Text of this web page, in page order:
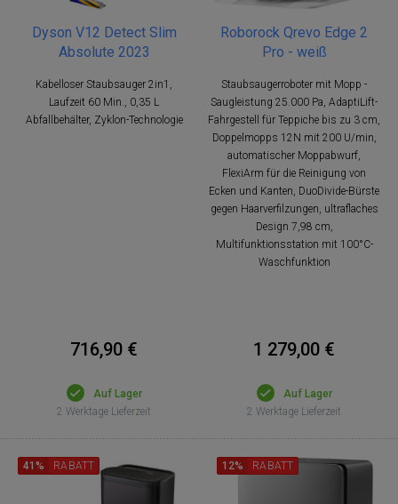
Dyson V12 Detect Slim
Absolute 2023
Kabelloser Staubsauger 2in1,
Laufzeit 60 Min., 0,35 L
Abfallbehälter, Zyklon-Technologie
716,90 €
Auf Lager
2 Werktage Lieferzeit
Roborock Qrevo Edge 2
Pro - weiß
Staubsaugerroboter mit Mopp -
Saugleistung 25.000 Pa, AdaptiLift-
Fahrgestell für Teppiche bis zu 3 cm,
Doppelmopps 12N mit 200 U/min,
automatischer Moppabwurf,
FlexiArm für die Reinigung von
Ecken und Kanten, DuoDivide-Bürste
gegen Haarverfilzungen, ultraflaches
Design 7,98 cm,
Multifunktionsstation mit 100°C-
Waschfunktion
1 279,00 €
Auf Lager
2 Werktage Lieferzeit
41% RABATT 12% RABATT